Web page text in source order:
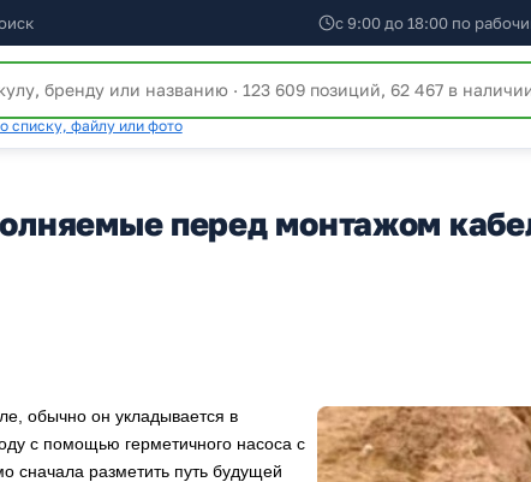
с 9:00 до 18:00 по
списку, файлу или фото
перед монтажом
обычно он укладывается в
с помощью герметичного насоса с
сначала разметить путь будущей